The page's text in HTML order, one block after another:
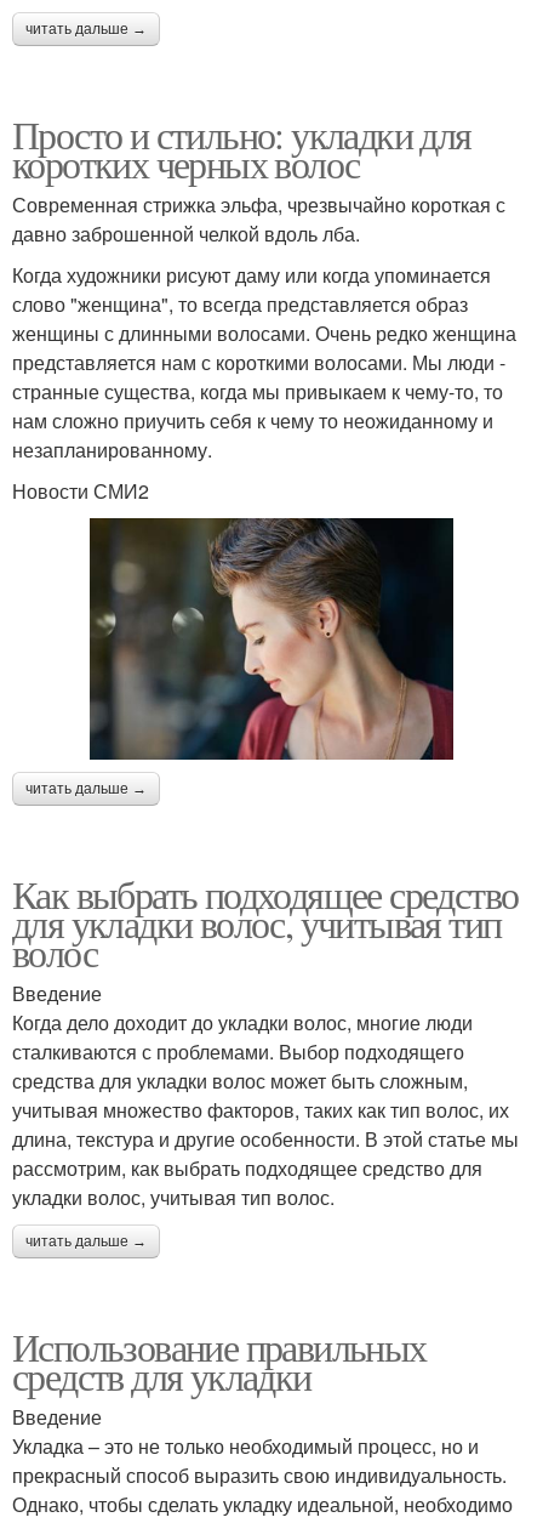
читать дальше →
Просто и стильно: укладки для
коротких черных волос
Современная стрижка эльфа, чрезвычайно короткая с
давно заброшенной челкой вдоль лба.
Когда художники рисуют даму или когда упоминается
слово "женщина", то всегда представляется образ
женщины с длинными волосами. Очень редко женщина
представляется нам с короткими волосами. Мы люди -
странные существа, когда мы привыкаем к чему-то, то
нам сложно приучить себя к чему то неожиданному и
незапланированному.
Новости СМИ2
читать дальше →
Как выбрать подходящее средство
для укладки волос, учитывая тип
волос
Введение
Когда дело доходит до укладки волос, многие люди
сталкиваются с проблемами. Выбор подходящего
средства для укладки волос может быть сложным,
учитывая множество факторов, таких как тип волос, их
длина, текстура и другие особенности. В этой статье мы
рассмотрим, как выбрать подходящее средство для
укладки волос, учитывая тип волос.
читать дальше →
Использование правильных
средств для укладки
Введение
Укладка – это не только необходимый процесс, но и
прекрасный способ выразить свою индивидуальность.
Однако, чтобы сделать укладку идеальной, необходимо